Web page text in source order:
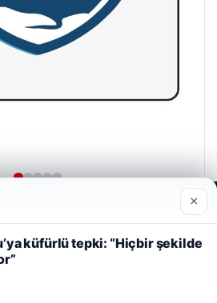
daha iyi anlayabilmek,
ve geliştirmek amacıyla çerezler
×
küfürlü tepki: “Hiçbir şekilde